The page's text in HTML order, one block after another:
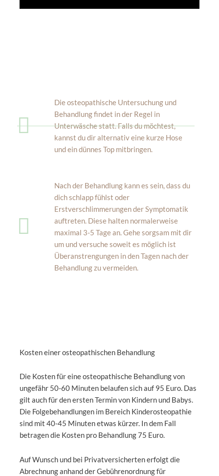
Die osteopathische Untersuchung und
Behandlung findet in der Regel in
Unterwäsche statt. Falls du möchtest,
kannst du dir alternativ eine kurze Hose
und ein dünnes Top mitbringen.
Nach der Behandlung kann es sein, dass du
dich schlapp fühlst oder
Erstverschlimmerungen der Symptomatik
auftreten. Diese halten normalerweise
maximal 3-5 Tage an. Gehe sorgsam mit dir
um und versuche soweit es möglich ist
Überanstrengungen in den Tagen nach der
Behandlung zu vermeiden.
Kosten einer osteopathischen Behandlung
Die Kosten für eine osteopathische Behandlung von
ungefähr 50-60 Minuten belaufen sich auf 95 Euro. Das
gilt auch für den ersten Termin von Kindern und Babys.
Die Folgebehandlungen im Bereich Kinderosteopathie
sind mit 40-45 Minuten etwas kürzer. In dem Fall
betragen die Kosten pro Behandlung 75 Euro.
Auf Wunsch und bei Privatversicherten erfolgt die
Abrechnung anhand der Gebührenordnung für